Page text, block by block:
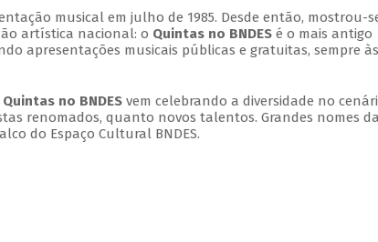
musical em julho de 1985. Desde então, mostrou-
artística nacional: o Quintas no BNDESé o mais antigo
apresentações musicais públicas e gratuitas, sempre às
Quintas no BNDESvem celebrando a diversidade no
renomados, quanto novos talentos. Grandes nomes da
do Espaço Cultural BNDES.